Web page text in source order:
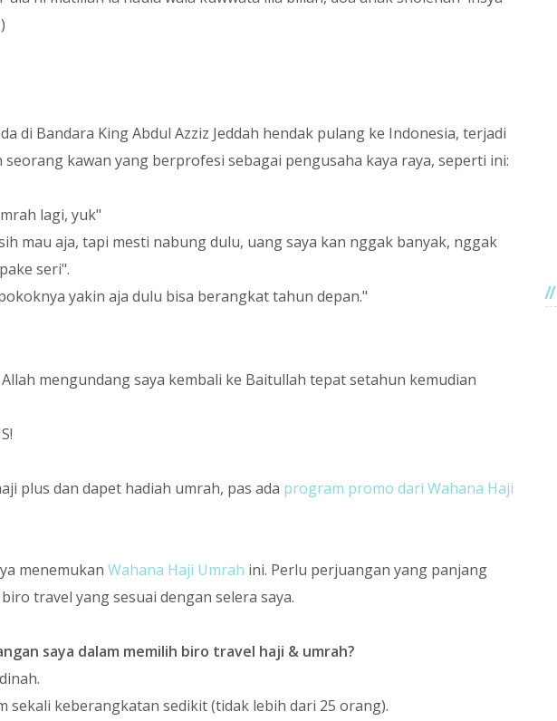
di Bandara King Abdul Azziz Jeddah hendak pulang ke Indonesia, terjadi
seorang kawan yang berprofesi sebagai pengusaha kaya raya, seperti ini:
lagi, yuk"
mau aja, tapi mesti nabung dulu, uang saya kan nggak banyak, nggak
seri".
yakin aja dulu bisa berangkat tahun depan."
mengundang saya kembali ke Baitullah tepat setahun kemudian
plus dan dapet hadiah umrah, pas ada program promo dari Wahana Haji
menemukan Wahana Haji Umrah ini. Perlu perjuangan yang panjang
travel yang sesuai dengan selera saya.
saya dalam memilih biro travel haji & umrah?
sekali keberangkatan sedikit (tidak lebih dari 25 orang).